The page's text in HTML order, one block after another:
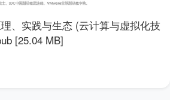
、实践与生态 (云计算与虚拟化技
[25.04 MB]